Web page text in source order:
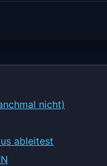
nicht)
ableitest